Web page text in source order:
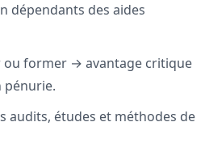
dépendants des aides
ou former → avantage critique
pénurie.
audits, études et méthodes de